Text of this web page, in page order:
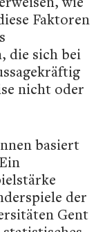
Faktoren
die sich bei
nicht oder
basiert
der
Gent